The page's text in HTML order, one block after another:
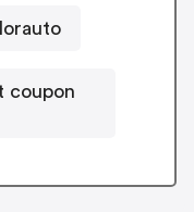
coupon